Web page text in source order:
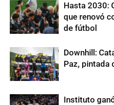
Hasta 2030:
que renovó
de fútbol
Downhill:
Paz, pintada
Instituto